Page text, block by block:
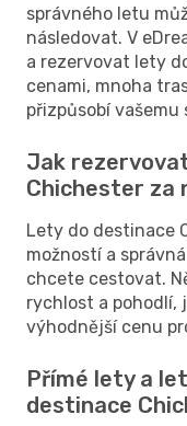
správného letu
následovat. V
a rezervovat lety
cenami, mnoha
přizpůsobí
Jak
Chichester za
Lety do destinace
možností a
chcete cestovat.
rychlost a pohodlí,
výhodnější cenu
Přímé lety a
destinace